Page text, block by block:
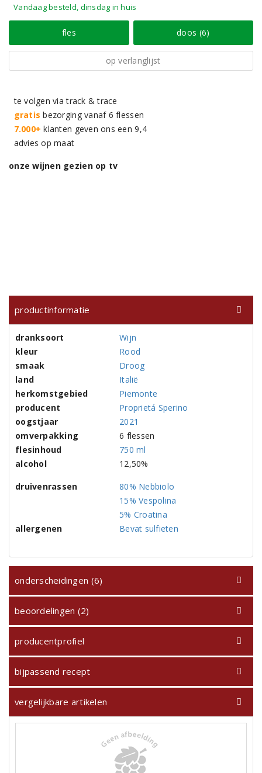
Vandaag besteld, dinsdag in huis
fles doos (6)
op verlanglijst
te volgen via track & trace
gratis bezorging vanaf 6 flessen
7.000+ klanten geven ons een 9,4
advies op maat
onze wijnen gezien op tv
productinformatie
dranksoort
Wijn
kleur
Rood
smaak
Droog
land
Italië
herkomstgebied
Piemonte
producent
Proprietá Sperino
oogstjaar
2021
omverpakking
6 flessen
flesinhoud
750 ml
alcohol
12,50%
druivenrassen
80% Nebbiolo
15% Vespolina
5% Croatina
allergenen
Bevat sulfieten
onderscheidingen (6)
beoordelingen (2)
producentprofiel
bijpassend recept
vergelijkbare artikelen